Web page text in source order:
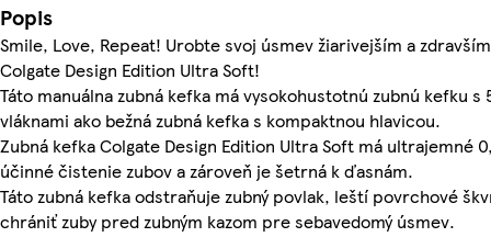
Popis
Smile, Love, Repeat! Urobte svoj úsmev žiarivejším a
Colgate Design Edition Ultra Soft!
Táto manuálna zubná kefka má vysokohustotnú zubnú kefku s
vláknami ako bežná zubná kefka s kompaktnou hlavicou.
Zubná kefka Colgate Design Edition Ultra Soft má ultrajemné
účinné čistenie zubov a zároveň je šetrná k ďasnám.
Táto zubná kefka odstraňuje zubný povlak, leští povrchové
chrániť zuby pred zubným kazom pre sebavedomý úsmev.